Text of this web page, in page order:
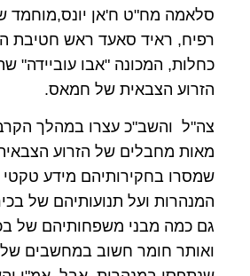
סלאמה מח"ט ח'אן יונס,מוחמד
רפיח, ראיד סאעד ראש חטיבת
כחלות, המכונה "אבו עוביידה"
הזרוע הצבאית של חמאס.
צה"ל והשב"כ עצרו במהלך
מאות מחבלים של הזרוע
שמסרו בחקירותיהם מידע
המנהרות ועל תנועותיהם של
גם כמה מבני משפחותיהם של
ואותר חומר חשוב במחשבים